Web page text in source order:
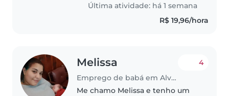
Última atividade: há 1 semana
R$ 19,96/hora
Melissa
Emprego de babá em Alvorada (Rio Grande do Sul)
4
Me chamo Melissa e tenho um